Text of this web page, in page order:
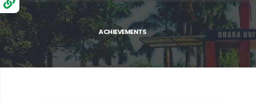
ACHIEVEMENTS